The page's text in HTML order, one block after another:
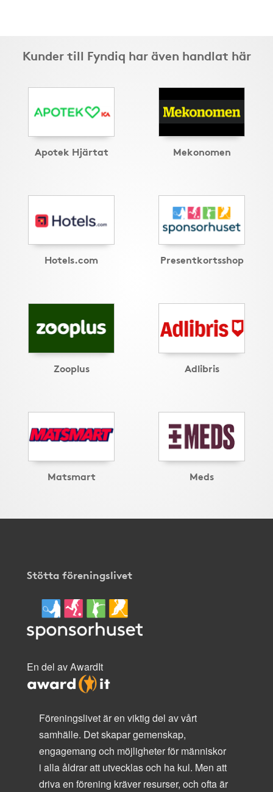
Kunder till Fyndiq har även handlat här
Apotek Hjärtat Mekonomen
Hotels.com Presentkortsshop
Zooplus Adlibris
Matsmart Meds
Stötta föreningslivet
En del av AwardIt
Föreningslivet är en viktig del av vårt
samhälle. Det skapar gemenskap,
engagemang och möjligheter för människor
i alla åldrar att utvecklas och ha kul. Men att
driva en förening kräver resurser, och ofta är